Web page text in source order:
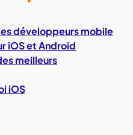
développeurs mobile
iOS et Android
meilleurs
iOS